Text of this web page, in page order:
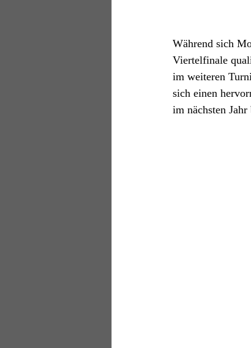
Während sich
Viertelfinale
im weiteren
sich einen
im nächsten